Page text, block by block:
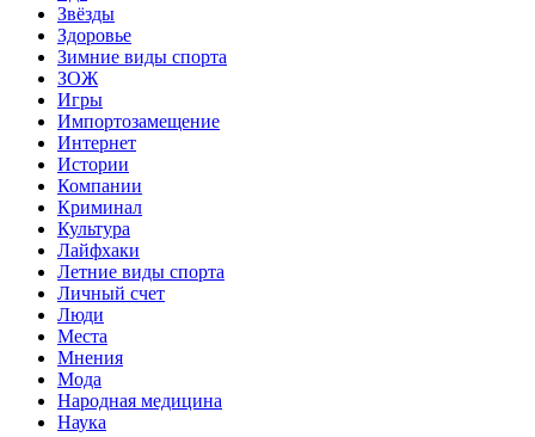
Звёзды
Здоровье
Зимние виды спорта
ЗОЖ
Игры
Импортозамещение
Интернет
Истории
Компании
Криминал
Культура
Лайфхаки
Летние виды спорта
Личный счет
Люди
Места
Мнения
Мода
Народная медицина
Наука